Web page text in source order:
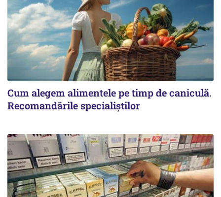
Cum alegem alimentele pe timp de caniculă.
Recomandările specialiștilor